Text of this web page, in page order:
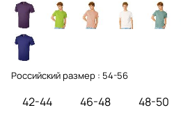
Российский размер : 54-56
42-44 46-48 48-50